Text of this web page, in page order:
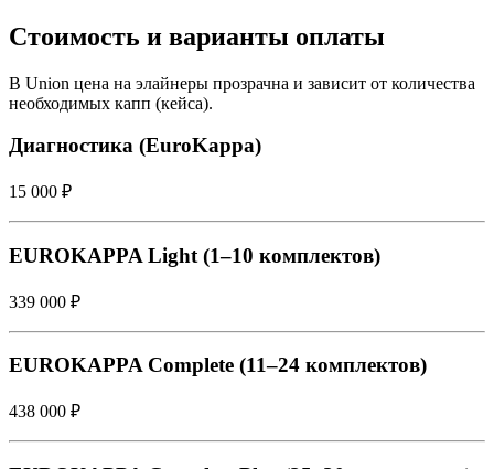
Стоимость и варианты оплаты
В Union цена на элайнеры прозрачна и зависит от количества
необходимых капп (кейса).
Диагностика (EuroKappa)
15 000 ₽
EUROKAPPA Light (1–10 комплектов)
339 000 ₽
EUROKAPPA Complete (11–24 комплектов)
438 000 ₽